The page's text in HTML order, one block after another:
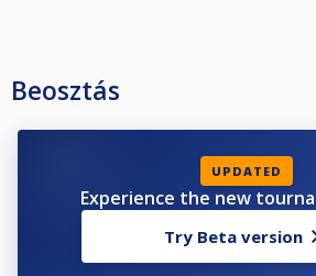
Beosztás
UPDATED
Experience the new
Try Beta version